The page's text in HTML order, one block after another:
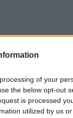
of your
the below opt-out
is processed
utilized by us
ευρώ) και